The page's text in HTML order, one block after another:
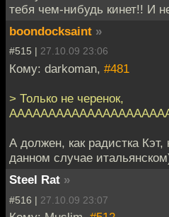
тебя чем-нибудь кинет!! И
boondocksaint »
#515 | 27.10.09 23:06
Кому: darkoman, #481
> Только не черенок,
А должен, как радистка
данном случае
Steel Rat »
#516 | 27.10.09 23:07